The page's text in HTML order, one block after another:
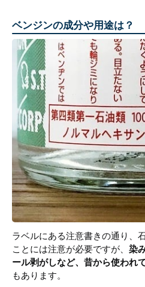
ベンジンの成分や用途は？
ラベルにある注意書きの通り、
ことには注意が必要ですが、 染
ール剥がしなど、昔から使われ
もあります。